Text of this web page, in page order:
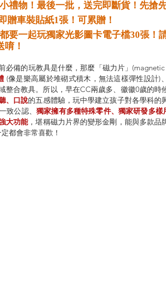
禮物！最後一批，送完即斷貨！先搶
贈車裝貼紙1張！可累贈！
！
必備的玩教具是什麼，那麼「磁力片」
(像是樂高屬於堆砌式積木，無法這樣彈性設計)
整合教具。所以，早在CC兩歲多、徽徽0歲的時
、口說的五感體驗，玩中學建立孩子對各學科的
致公認、 獨家擁有多種特殊零件、獨家研發多樣
大功能，堪稱磁力片界的變形金剛，能與多款品
都會非常喜歡！